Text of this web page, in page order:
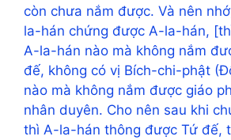
còn chưa nắm được. Và nên
la-hán chứng được A-la-hán,
A-la-hán nào mà không nắm
đế, không có vị Bích-chi-phật
nào mà không nắm được giáo
nhân duyên. Cho nên sau khi
thì A-la-hán thông được Tứ đế,